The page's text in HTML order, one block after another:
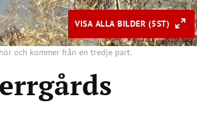
VISA ALLA BILDER (5ST)
och kommer från en tredje part.